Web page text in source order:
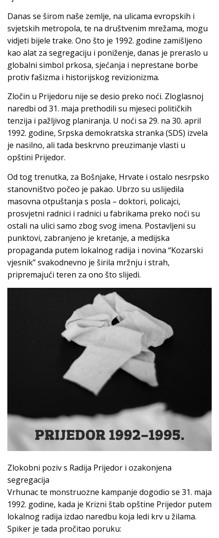
Danas se širom naše zemlje, na ulicama evropskih i
svjetskih metropola, te na društvenim mrežama, mogu
vidjeti bijele trake. Ono što je 1992. godine zamišljeno
kao alat za segregaciju i poniženje, danas je preraslo u
globalni simbol prkosa, sjećanja i neprestane borbe
protiv fašizma i historijskog revizionizma.
Zločin u Prijedoru nije se desio preko noći. Zloglasnoj
naredbi od 31. maja prethodili su mjeseci političkih
tenzija i pažljivog planiranja. U noći sa 29. na 30. april
1992. godine, Srpska demokratska stranka (SDS) izvela
je nasilno, ali tada beskrvno preuzimanje vlasti u
opštini Prijedor.
Od tog trenutka, za Bošnjake, Hrvate i ostalo nesrpsko
stanovništvo počeo je pakao. Ubrzo su uslijedila
masovna otpuštanja s posla – doktori, policajci,
prosvjetni radnici i radnici u fabrikama preko noći su
ostali na ulici samo zbog svog imena. Postavljeni su
punktovi, zabranjeno je kretanje, a medijska
propaganda putem lokalnog radija i novina “Kozarski
vjesnik” svakodnevno je širila mržnju i strah,
pripremajući teren za ono što slijedi.
Zlokobni poziv s Radija Prijedor i ozakonjena
segregacija
Vrhunac te monstruozne kampanje dogodio se 31. maja
1992. godine, kada je Krizni štab opštine Prijedor putem
lokalnog radija izdao naredbu koja ledi krv u žilama.
Spiker je tada pročitao poruku: